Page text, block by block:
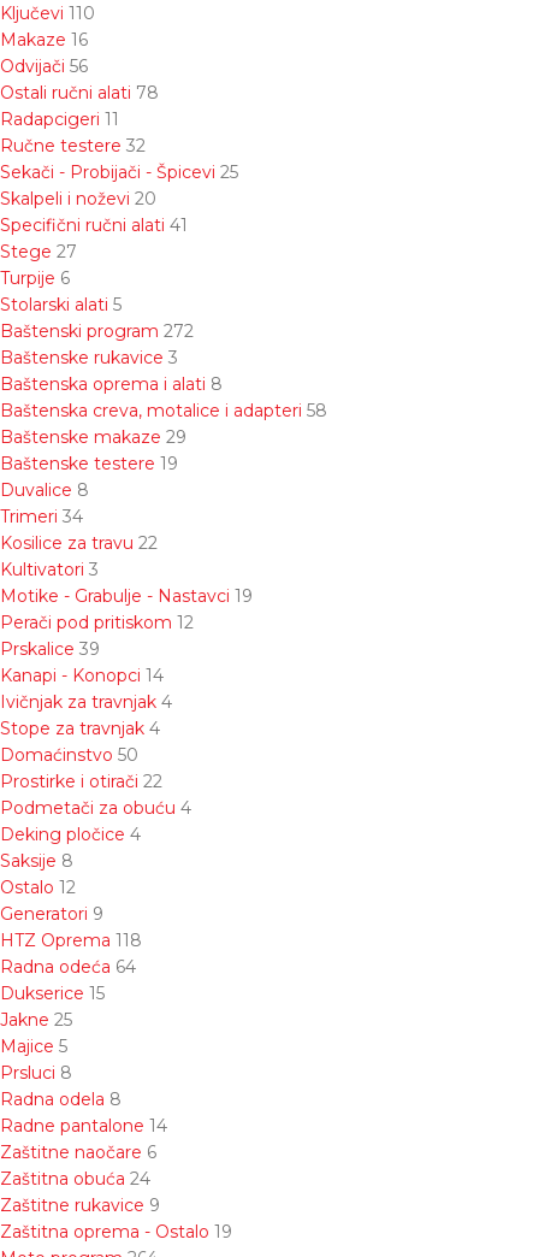
Ključevi 110
Makaze 16
Odvijači 56
Ostali ručni alati 78
Radapcigeri 11
Ručne testere 32
Sekači - Probijači - Špicevi 25
Skalpeli i noževi 20
Specifični ručni alati 41
Stege 27
Turpije 6
Stolarski alati 5
Baštenski program 272
Baštenske rukavice 3
Baštenska oprema i alati 8
Baštenska creva, motalice i adapteri 58
Baštenske makaze 29
Baštenske testere 19
Duvalice 8
Trimeri 34
Kosilice za travu 22
Kultivatori 3
Motike - Grabulje - Nastavci 19
Perači pod pritiskom 12
Prskalice 39
Kanapi - Konopci 14
Ivičnjak za travnjak 4
Stope za travnjak 4
Domaćinstvo 50
Prostirke i otirači 22
Podmetači za obuću 4
Deking pločice 4
Saksije 8
Ostalo 12
Generatori 9
HTZ Oprema 118
Radna odeća 64
Dukserice 15
Jakne 25
Majice 5
Prsluci 8
Radna odela 8
Radne pantalone 14
Zaštitne naočare 6
Zaštitna obuća 24
Zaštitne rukavice 9
Zaštitna oprema - Ostalo 19